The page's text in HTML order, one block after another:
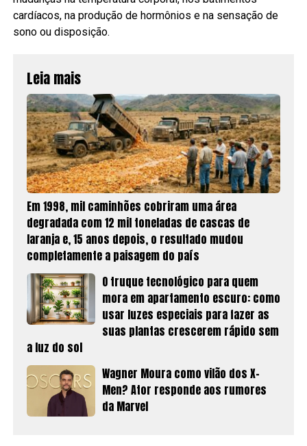
cardíacos, na produção de hormônios e na sensação de
sono ou disposição.
Leia mais
Em 1998, mil caminhões cobriram uma área
degradada com 12 mil toneladas de cascas de
laranja e, 15 anos depois, o resultado mudou
completamente a paisagem do país
O truque tecnológico para quem
mora em apartamento escuro: como
usar luzes especiais para fazer as
suas plantas crescerem rápido sem
a luz do sol
Wagner Moura como vilão dos X-
Men? Ator responde aos rumores
da Marvel